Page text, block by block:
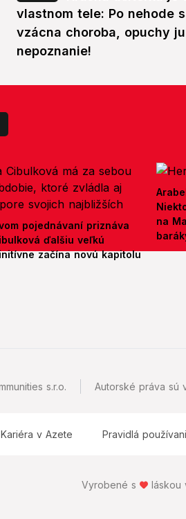
vlastnom tele: Po nehode
vzácna choroba, opuchy
nepoznanie!
pojednávaní priznáva
ďalšiu veľkú
začína novú kapitolu
na
s.r.o. Autorské práva sú
Kariéra v Azete Pravidlá
Vyrobené s láskou